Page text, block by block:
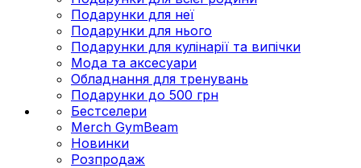
Подарунки для неї
Подарунки для нього
Подарунки для кулінарії та випічки
Мода та аксесуари
Обладнання для тренувань
Подарунки до 500 грн
Бестселери
Merch GymBeam
Новинки
Розпродаж